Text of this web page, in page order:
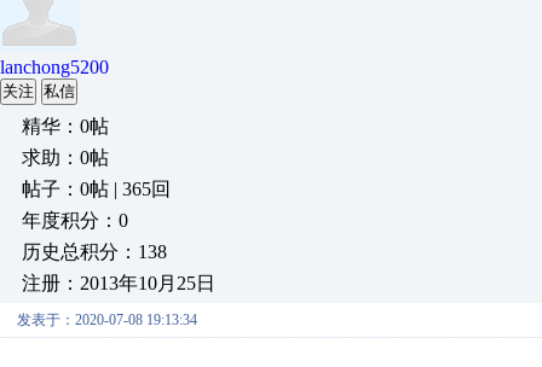
lanchong5200
关注 私信
精华：0帖
求助：0帖
帖子：0帖 | 365回
年度积分：0
历史总积分：138
注册：2013年10月25日
发表于：2020-07-08 19:13:34